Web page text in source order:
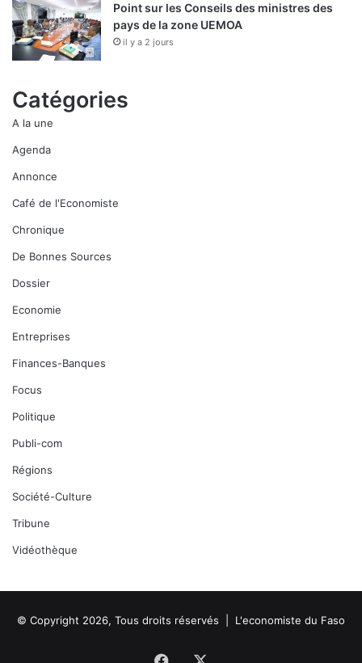
Point sur les Conseils des ministres des
pays de la zone UEMOA
il y a 2 jours
Catégories
A la une
Agenda
Annonce
Café de l'Economiste
Chronique
De Bonnes Sources
Dossier
Economie
Entreprises
Finances-Banques
Focus
Politique
Publi-com
Régions
Société-Culture
Tribune
Vidéothèque
© Copyright 2026, Tous droits réservés | L'economiste du Faso